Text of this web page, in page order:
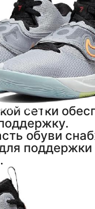
сетки
, 5
обуви
поддержки